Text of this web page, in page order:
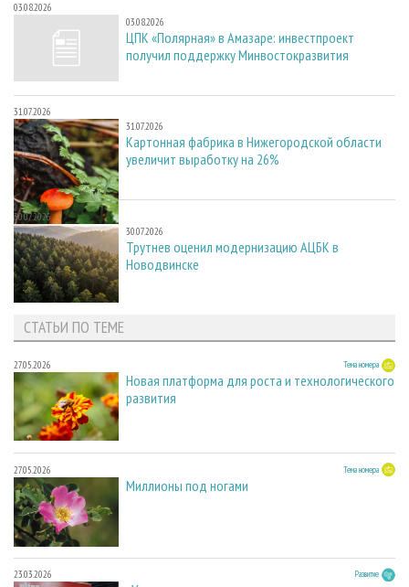
03.08.2026
03.08.2026
ЦПК «Полярная» в Амазаре: инвестпроект
получил поддержку Минвостокразвития
31.07.2026
31.07.2026
Картонная фабрика в Нижегородской области
увеличит выработку на 26%
30.07.2026
30.07.2026
Трутнев оценил модернизацию АЦБК в
Новодвинске
СТАТЬИ ПО ТЕМЕ
27.05.2026 Тема номера
Новая платформа для роста и технологического
развития
27.05.2026 Тема номера
Миллионы под ногами
23.03.2026 Развитие